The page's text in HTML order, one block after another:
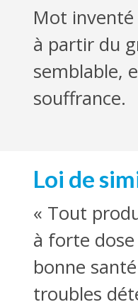
Mot
à partir du
semblable,
souffrance.
Loi de
« Tout
à forte
bonne
troubles